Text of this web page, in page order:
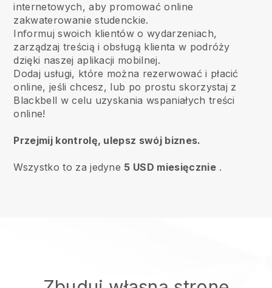
internetowych, aby promować online
zakwaterowanie studenckie.
Informuj swoich klientów o wydarzeniach,
zarządzaj treścią i obsługą klienta w podróży
dzięki naszej aplikacji mobilnej.
Dodaj usługi, które można rezerwować i płacić
online, jeśli chcesz, lub po prostu skorzystaj z
Blackbell w celu uzyskania wspaniałych treści
online!
Przejmij kontrolę, ulepsz swój biznes.
Wszystko to za jedyne 5 USD miesięcznie.